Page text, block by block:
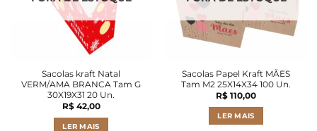
Sacolas kraft Natal
VERM/AMA BRANCA Tam G
30X19X31 20 Un.
R$42,00
LER MAIS
Sacolas Papel Kraft MÃES
Tam M2 25X14X34 100 Un.
R$ 110,00
LER MAIS